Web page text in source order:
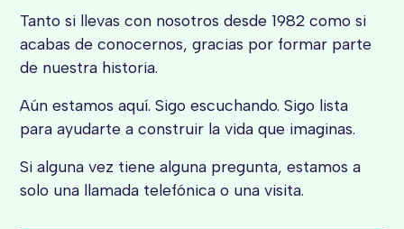
Tanto si llevas con nosotros desde 1982 como si
acabas de conocernos, gracias por formar parte
de nuestra historia.
Aún estamos aquí. Sigo escuchando. Sigo lista
para ayudarte a construir la vida que imaginas.
Si alguna vez tiene alguna pregunta, estamos a
solo una llamada telefónica o una visita.